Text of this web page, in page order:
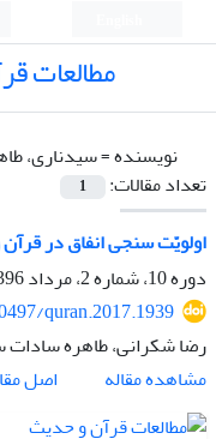
مطالعات
نویسنده =سیدناری،
تعداد مقالات:
1
اولویّت سنجی‌ انفاق در
دوره 10، شماره 2، مرداد 1396، صفحه
quran.2017.1939
رضا شکرانی، طاهره سادات
مشاهده مقاله
اصل